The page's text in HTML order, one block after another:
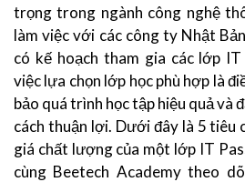
trọng trong ngành công nghệ
làm việc với các công ty Nhật
có kế hoạch tham gia các lớp
việc lựa chọn lớp học phù hợp là
bảo quá trình học tập hiệu quả và
cách thuận lợi. Dưới đây là 5 tiêu
giá chất lượng của một lớp IT
cùng Beetech Academy theo